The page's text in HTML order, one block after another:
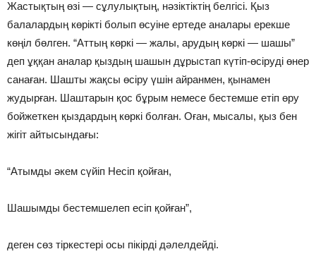
Жастықтың өзi — сұлулықтың, нәзiктiктiң белгiсi. Қыз
балалардың көрiктi болып өсуiне ертеде аналары ерекше
көңiл бөлген. “Аттың көркi — жалы, арудың көркi — шашы”
деп ұққан аналар қыздың шашын дұрыстап күтiп-өсiрудi өнер
санаған. Шашты жақсы өсiру үшiн айранмен, қынамен
жудырған. Шаштарын қос бұрым немесе бестемше етiп өру
бойжеткен қыздардың көркi болған. Оған, мысалы, қыз бен
жiгiт айтысындағы:
“Атымды әкем сүйiп Несiп қойған,
Шашымды бестемшелеп есiп қойған”,
деген сөз тiркестерi осы пiкiрдi дәлелдейдi.